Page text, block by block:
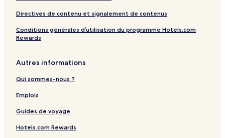
Directives de contenu et signalement de contenus
Conditions générales d’utilisation du programme Hotels.com
Rewards
Autres informations
Qui sommes-nous ?
Emplois
Guides de voyage
Hotels.com Rewards